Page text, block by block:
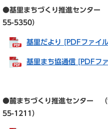
●基里まちづくり推進センタ
55-5350）
基里だより [PDFファイ
基里まち協通信 [PDFフ
●麓まちづくり推進センター
55-1211）